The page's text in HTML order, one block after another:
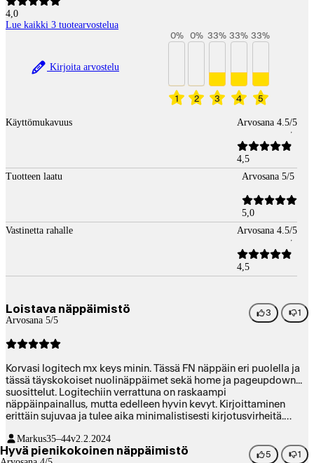
4,0
Lue kaikki 3 tuotearvostelua
Kirjoita arvostelu
1
0%
2
0%
3
33%
4
33%
5
33%
Käyttömukavuus Arvosana 4.5/5
4,5
Tuotteen laatu
Arvosana 5/5
5,0
Vastinetta rahalle
Arvosana 4.5/5
4,5
Loistava näppäimistö
Arvosana 5/5
3 1
Korvasi logitech mx keys minin. Tässä FN näppäin eri puolella ja
tässä täyskokoiset nuolinäppäimet sekä home ja pageupdown...
suosittelut. Logitechiin verrattuna on raskaampi
näppäinpainallus, mutta edelleen hyvin kevyt. Kirjoittaminen
erittäin sujuvaa ja tulee aika minimalistisesti kirjotusvirheitä.
numeronäppäimsitöä kaipaa. Lisäksi ohjelmoitavissa jos haluaa
enemmän irti. Eipä moitittavaa löydy. Ääni on pehmeä ja suht
Markus35–44v2.2.2024
Hyvä pienikokoinen näppäimistö 5 1